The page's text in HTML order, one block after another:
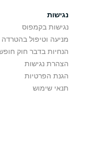
נגישות
נגישות בקמפוס
מניעה וטיפול בהטרדה
הנחיות בדבר חוק
הצהרת נגישות
הגנת הפרטיות
תנאי שימוש